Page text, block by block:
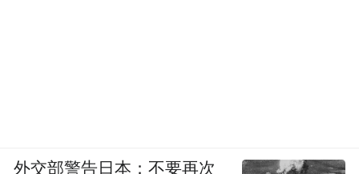
外交部警告日本：不要再次